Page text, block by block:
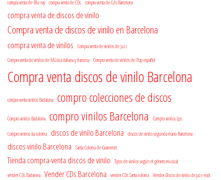
compra venta de Blu-ray compra venta de CDs compra venta de Cds Barcelona
compra venta de discos de vinilo
Compra venta de discos de vinilo en Barcelona
compra venta de vinilos
Compra venta de vinilos de Jazz
Compra venta de vinilos de Música italiana y francesa Compra venta de vinilos de Pop español
Compra venta discos de vinilo Barcelona
compra venta vinilos Badalona compro colecciones de discos
Compro vinilos Badalona compro vinilos Barcelona Compro vinilos Lps
Compro vinilos sta coloma discos de vinilo Barcelona discos de vinilo segunda mano Barcelona
discos vinilo Barcelona Santa Coloma de Gramenet
Tienda compra-venta discos de vinilo
Tipos de vinilos según el género musical
vender CDs Badalona Vender CDs Barcelona vender CDs Santa coloma Vender Discos de vinilo de jazz-rock